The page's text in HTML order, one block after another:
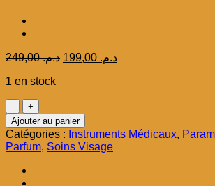
د.م.249,00
Le
د.م.Le
1 en stock
quantité
de
Facial
Spa
Pour
les
rhumes
Ajouter au panier
Catégories : Instruments Médicaux,
Parfum, Soins Visage